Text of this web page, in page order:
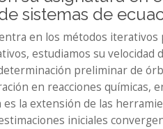
sistemas de
en los métodos
estudiamos su velocidad
preliminar de
en reacciones químicas,
la extensión de las
iniciales